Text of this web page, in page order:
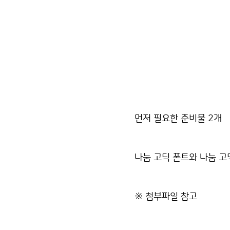
먼저 필요한 준비물 2개
나눔 고딕 폰트와 나눔 고
※ 첨부파일 참고